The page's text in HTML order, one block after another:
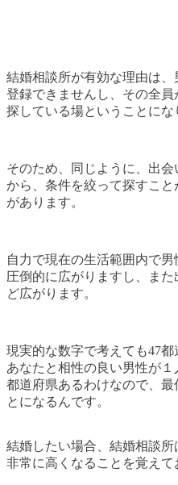
結婚相談所が有効な理由は
登録できませんし、その全
探している場ということにな
そのため、同じように、出
から、条件を絞って探すこ
があります。
自力で現在の生活範囲内で
圧倒的に広がりますし、ま
ど広がります。
現実的な数字で考えても47
あなたと相性の良い男性が
都道府県あるわけなので、最
とになるんです。
結婚したい場合、結婚相談
非常に高くなることを覚えて